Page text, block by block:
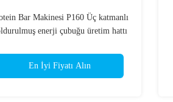
Bar Makinesi P160 Üç katmanlı
enerji çubuğu üretim hattı
En İyi Fiyatı Alın